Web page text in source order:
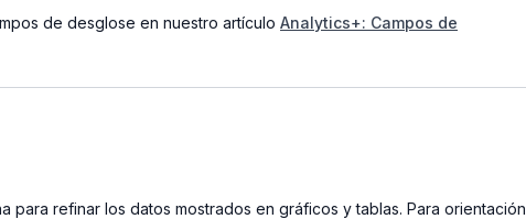
de desglose en nuestro artículo Analytics+: Campos de
para refinar los datos mostrados en gráficos y tablas. Para orientación